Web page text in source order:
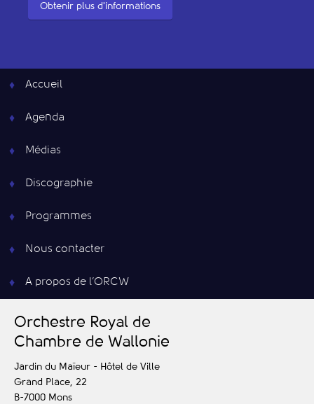
Obtenir plus d'informations
Accueil
Agenda
Médias
Discographie
Programmes
Nous contacter
A propos de l’ORCW
Orchestre Royal de
Chambre de Wallonie
Jardin du Maïeur - Hôtel de Ville
Grand Place, 22
B-7000 Mons